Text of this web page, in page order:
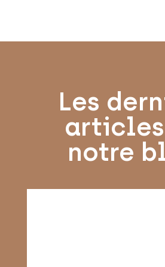
Les
notre